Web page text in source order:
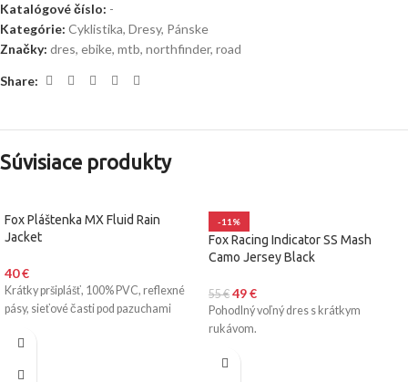
Katalógové číslo: -
Kategórie: Cyklistika, Dresy, Pánske
Značky: dres, ebike, mtb, northfinder, road
Share:
Súvisiace produkty
Fox Pláštenka MX Fluid Rain
Jacket
40€
Krátky pršiplášť, 100% PVC, reflexné
pásy, sieťové časti pod pazuchami
-11%
Fox Racing Indicator SS Mash
Camo Jersey Black
55€ 49€
Pohodlný voľný dres s krátkym
rukávom.